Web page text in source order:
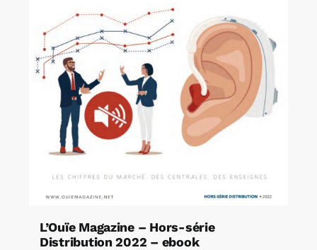
L’Ouïe Magazine – Hors-série
Distribution 2022 – ebook